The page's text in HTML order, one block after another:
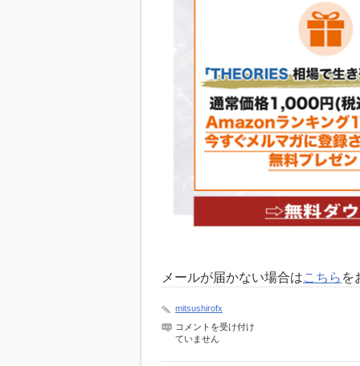
メールが届かない場合はこちら を
mitsushirofx
1223-
1
は
コメントを受け付け
ていません